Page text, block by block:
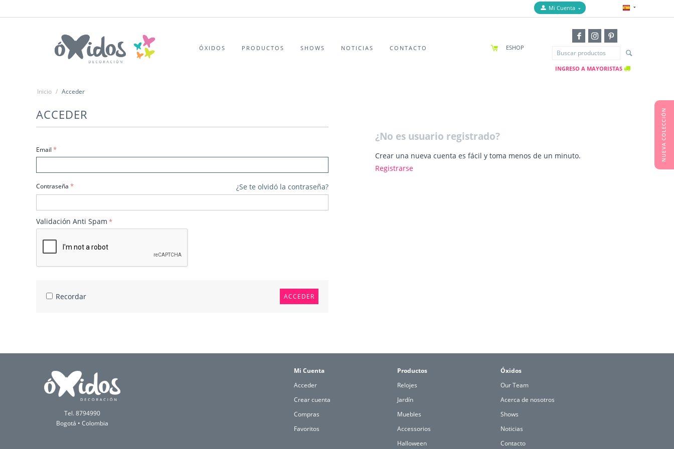
Mi Cuenta
ÓXIDOS PRODUCTOS SHOWS NOTICIAS CONTACTO ESHOP
INGRESO A MAYORISTAS
Inicio / Acceder
ACCEDER
Email
Contraseña ¿Se te olvidó la contraseña?
Validación Anti Spam
ACCEDER
Recordar
¿No es usuario registrado?
Crear una nueva cuenta es fácil y toma menos de un minuto.
Registrarse
Tel. 8794990
Bogotá • Colombia
Mi Cuenta
Acceder
Crear cuenta
Compras
Favoritos
Productos
Relojes
Jardín
Muebles
Accessorios
Halloween
Óxidos
Our Team
Acerca de nosotros
Shows
Noticias
Contacto